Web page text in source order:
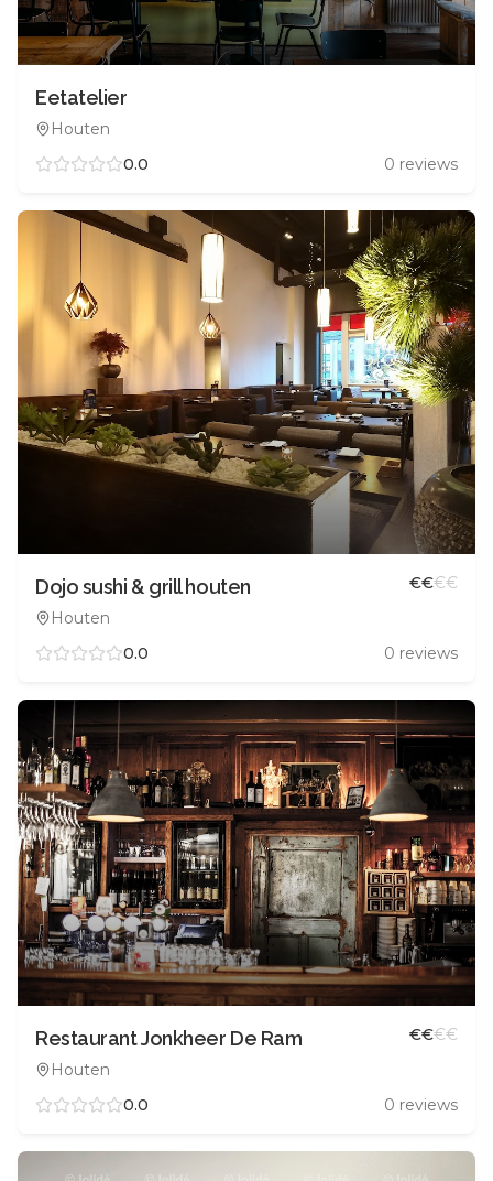
Eetatelier
Houten
0.0
0 reviews
Dojo sushi & grill houten
Houten
€€€€
0.0 0 reviews
Restaurant Jonkheer De Ram
Houten
€€€€
0.0 0 reviews